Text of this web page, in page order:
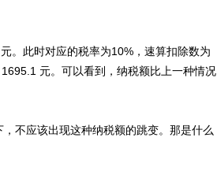
此时对应的税率为10%，速算扣除数为
元。可以看到，纳税额比上一种情况
不应该出现这种纳税额的跳变。那是什么